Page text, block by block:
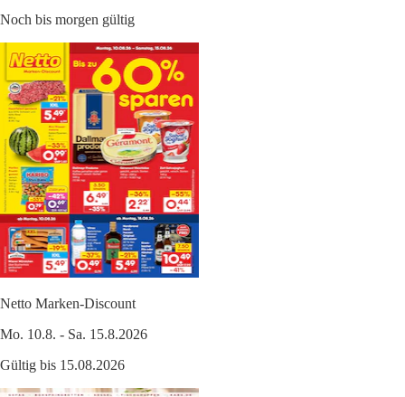
Noch bis morgen gültig
Netto Marken-Discount
Mo. 10.8. - Sa. 15.8.2026
Gültig bis 15.08.2026